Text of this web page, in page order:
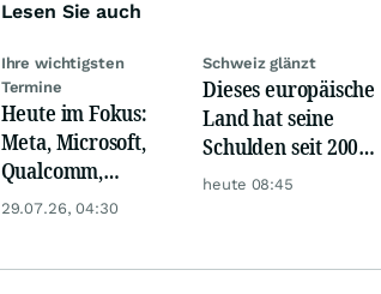
Lesen Sie auch
Ihre wichtigsten
Termine
Heute im Fokus:
Meta, Microsoft,
Qualcomm,
Biogen, Airbus,
29.07.26, 04:30
Schweiz glänzt
Dieses europäische
Land hat seine
Schulden seit 2002
versiebenfacht
heute 08:45